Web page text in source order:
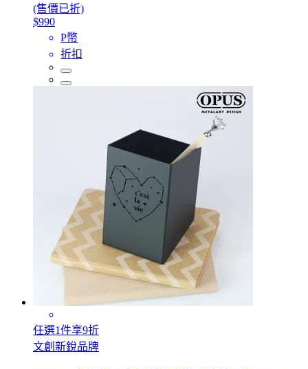
(售價已折)
$990
P幣
折扣
任選1件享9折
文創新銳品牌